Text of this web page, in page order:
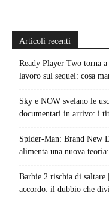
Articoli recenti
Ready Player Two torna
lavoro sul sequel: cosa
Sky e NOW svelano le
documentari in arrivo: i
Spider-Man: Brand New
alimenta una nuova
Barbie 2 rischia di saltare
accordo: il dubbio che